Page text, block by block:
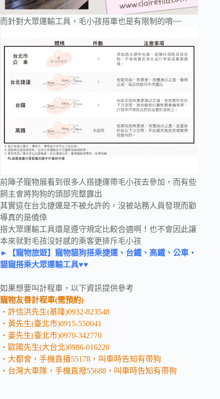
而針對大眾運輸工具，毛小孩搭車也是有限制的唷~~
前陣子寵物展看到很多人搭捷運帶毛小孩去參加，而有些
飼主會將狗狗的頭部完整露出
其實這在台北捷運是不被允許的，沒被站務人員發現而勸
導真的是僥倖
搭大眾運輸工具還是遵守規定比較合適啊！也不會因此讓
本來就對毛孩沒好感的乘客更排斥毛小孩
►【寵物旅遊】寵物貓狗搭乘捷運、台鐵、高鐵、公車‧
貓寵搭乘大眾運輸工具♥♥
如果想要叫計程車，以下資訊提供參考
寵物友善計程車(需預約)
‧許信洪先生(基隆)0932-823548
‧黃先生(臺北市)0915-550041
‧姜先生(臺北市)0970-342770
‧歐陽先生(大台北)0986-016220
‧大都會，手機直播55178，叫車時告知有帶狗
‧台灣大車隊，手機直撥55688，叫車時告知有帶狗